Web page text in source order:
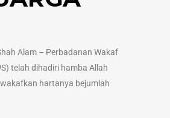
Alam – Perbadanan Wakaf
telah dihadiri hamba Allah
hartanya bejumlah